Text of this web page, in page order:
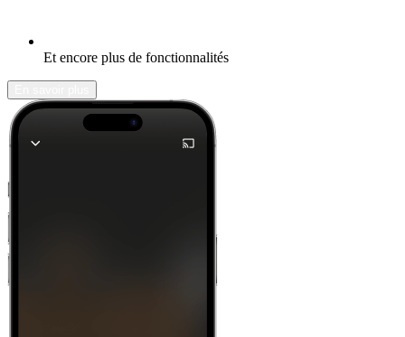
Et encore plus de fonctionnalités